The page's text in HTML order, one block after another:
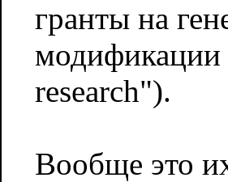
гранты на
research").
Вообще это